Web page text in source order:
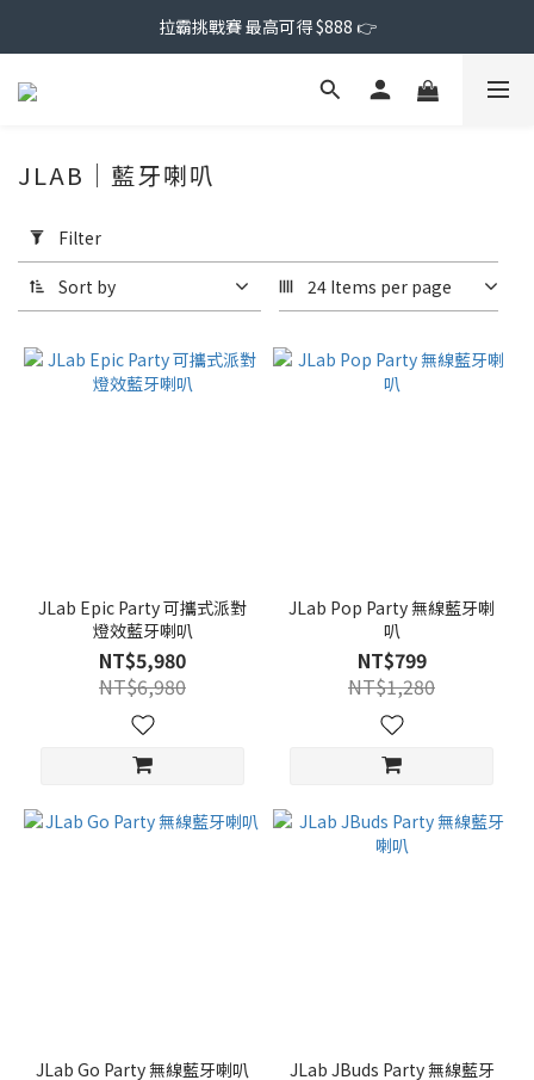
拉霸挑戰賽 最高可得 $888 👉
Filter
(0/20)
Range
JLAB｜藍牙喇叭
Filter
Sort by 24 Items per page
JLab Epic Party 可攜式派對
燈效藍牙喇叭
NT$5,980
NT$6,980
JLab Pop Party 無線藍牙喇
叭
NT$799
NT$1,280
JLab Go Party 無線藍牙喇叭
JLab JBuds Party 無線藍牙